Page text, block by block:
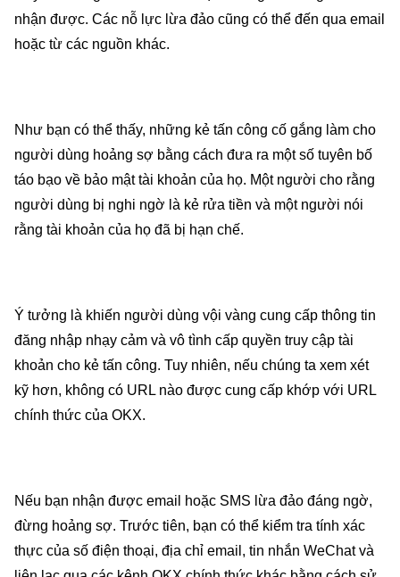
nhận được. Các nỗ lực lừa đảo cũng có thể đến qua email
hoặc từ các nguồn khác.
Như bạn có thể thấy, những kẻ tấn công cố gắng làm cho
người dùng hoảng sợ bằng cách đưa ra một số tuyên bố
táo bạo về bảo mật tài khoản của họ. Một người cho rằng
người dùng bị nghi ngờ là kẻ rửa tiền và một người nói
rằng tài khoản của họ đã bị hạn chế.
Ý tưởng là khiến người dùng vội vàng cung cấp thông tin
đăng nhập nhạy cảm và vô tình cấp quyền truy cập tài
khoản cho kẻ tấn công. Tuy nhiên, nếu chúng ta xem xét
kỹ hơn, không có URL nào được cung cấp khớp với URL
chính thức của OKX.
Nếu bạn nhận được email hoặc SMS lừa đảo đáng ngờ,
đừng hoảng sợ. Trước tiên, bạn có thể kiểm tra tính xác
thực của số điện thoại, địa chỉ email, tin nhắn WeChat và